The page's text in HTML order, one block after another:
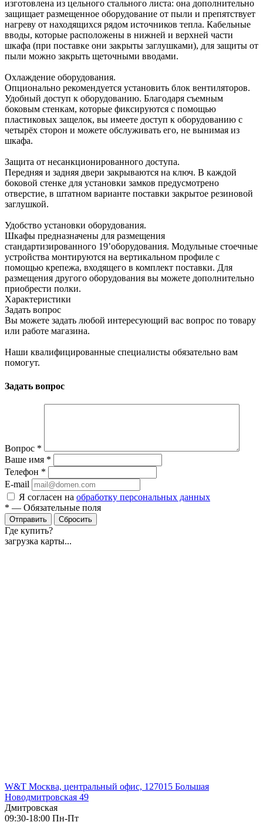
изготовлена из цельного стального листа: она дополнительно
защищает размещенное оборудование от пыли и препятствует
нагреву от находящихся рядом источников тепла. Кабельные
вводы, которые расположены в нижней и верхней части
шкафа (при поставке они закрыты заглушками), для защиты от
пыли можно закрыть щеточными вводами.
Охлаждение оборудования.
Опционально рекомендуется установить блок вентиляторов.
Удобный доступ к оборудованию. Благодаря съемным
боковым стенкам, которые фиксируются с помощью
пластиковых защелок, вы имеете доступ к оборудованию с
четырёх сторон и можете обслуживать его, не вынимая из
шкафа.
Защита от несанкционированного доступа.
Передняя и задняя двери закрываются на ключ. В каждой
боковой стенке для установки замков предусмотрено
отверстие, в штатном варианте поставки закрытое резиновой
заглушкой.
Удобство установки оборудования.
Шкафы предназначены для размещения
стандартизированного 19’оборудования. Модульные стоечные
устройства монтируются на вертикальном профиле с
помощью крепежа, входящего в комплект поставки. Для
размещения другого оборудования вы можете дополнительно
приобрести полки.
Характеристики
Задать вопрос
Вы можете задать любой интересующий вас вопрос по товару
или работе магазина.
Наши квалифицированные специалисты обязательно вам
помогут.
Задать вопрос
Вопрос *
Ваше имя *
Телефон *
E-mail
Я согласен на обработку персональных данных
* — Обязательные поля
Отправить Сбросить
Где купить?
загрузка карты...
W&T Москва, центральный офис, 127015 Большая
Новодмитровская 49
Дмитровская
09:30-18:00 Пн-Пт